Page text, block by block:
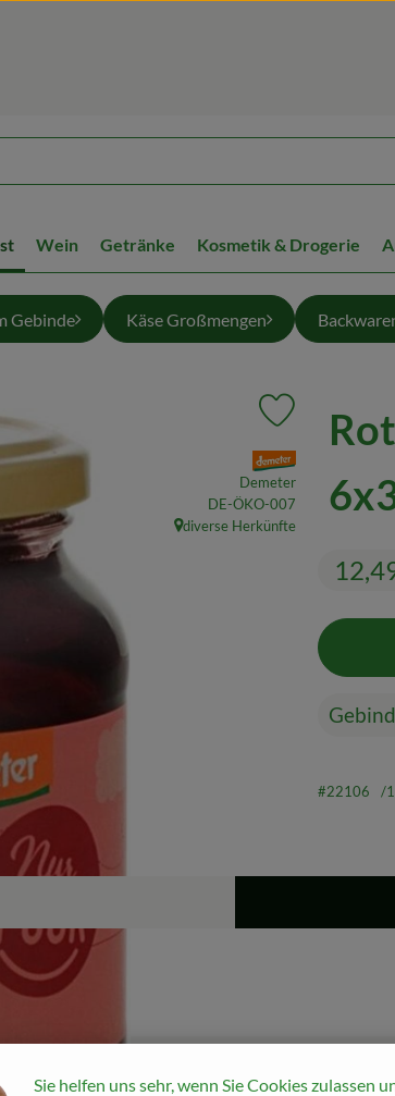
Wein Getränke Kosmetik & Drogerie
Gebinde Käse Großmengen
Produkt zu
, Verband:
Demeter
, Kontrollstelle:
DE-ÖKO-007
, Herkunft:
diverse Herkünfte
#22106
Rezepte
passenden Rezepte gefunden.
Sie helfen uns sehr, wenn Sie Cookies zulassen